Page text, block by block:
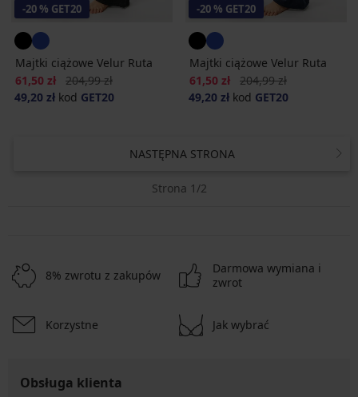
-20 % GET20
Majtki ciążowe Velur Ruta
Zniżka
61,50 zł Pierwotna cena
204,99 zł
49,20 zł kod GET20
-20 % GET20
Majtki ciążowe Velur Ruta
Zniżka
61,50 zł Pierwotna cena
204,99 zł
49,20 zł kod GET20
NASTĘPNA STRONA
Strona 1/2
8% zwrotu z zakupów
Darmowa wymiana i
zwrot
Korzystne Jak wybrać
Obsługa klienta